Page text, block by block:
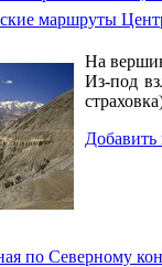
маршруты
На
Из-под
Добавить
по Северному